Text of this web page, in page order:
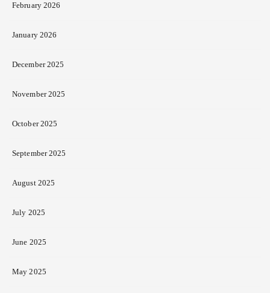
February 2026
January 2026
December 2025
November 2025
October 2025
September 2025
August 2025
July 2025
June 2025
May 2025